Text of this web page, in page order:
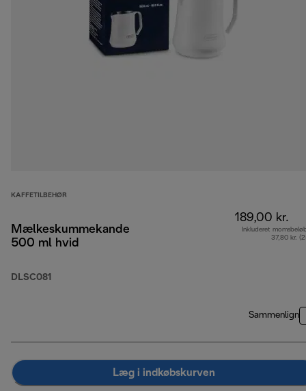
KAFFETILBEHØR
Mælkeskummekande
500 ml hvid
DLSC081
189,00 kr.
Inkluderet
37,80 kr.
Sammenlign
Læg i indkøbskurven